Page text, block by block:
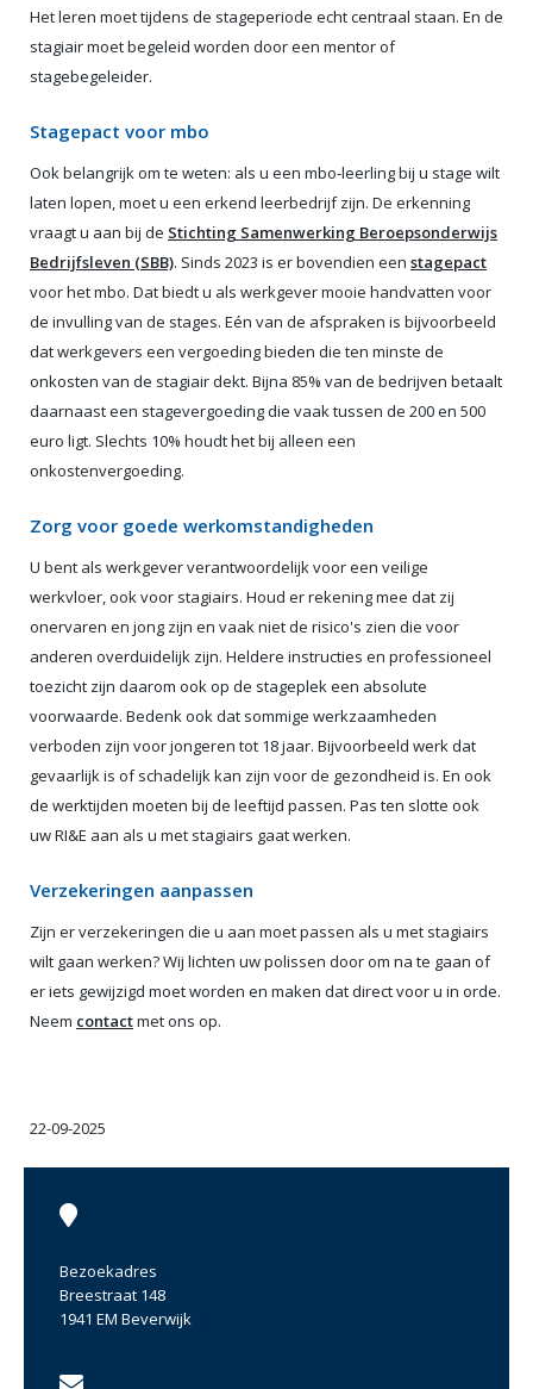
Het leren moet tijdens de stageperiode echt centraal staan. En de
stagiair moet begeleid worden door een mentor of
stagebegeleider.
Stagepact voor mbo
Ook belangrijk om te weten: als u een mbo-leerling bij u stage wilt
laten lopen, moet u een erkend leerbedrijf zijn. De erkenning
vraagt u aan bij de Stichting Samenwerking Beroepsonderwijs
Bedrijfsleven (SBB). Sinds 2023 is er bovendien een stagepact
voor het mbo. Dat biedt u als werkgever mooie handvatten voor
de invulling van de stages. Eén van de afspraken is bijvoorbeeld
dat werkgevers een vergoeding bieden die ten minste de
onkosten van de stagiair dekt. Bijna 85% van de bedrijven betaalt
daarnaast een stagevergoeding die vaak tussen de 200 en 500
euro ligt. Slechts 10% houdt het bij alleen een
onkostenvergoeding.
Zorg voor goede werkomstandigheden
U bent als werkgever verantwoordelijk voor een veilige
werkvloer, ook voor stagiairs. Houd er rekening mee dat zij
onervaren en jong zijn en vaak niet de risico's zien die voor
anderen overduidelijk zijn. Heldere instructies en professioneel
toezicht zijn daarom ook op de stageplek een absolute
voorwaarde. Bedenk ook dat sommige werkzaamheden
verboden zijn voor jongeren tot 18 jaar. Bijvoorbeeld werk dat
gevaarlijk is of schadelijk kan zijn voor de gezondheid is. En ook
de werktijden moeten bij de leeftijd passen. Pas ten slotte ook
uw RI&E aan als u met stagiairs gaat werken.
Verzekeringen aanpassen
Zijn er verzekeringen die u aan moet passen als u met stagiairs
wilt gaan werken? Wij lichten uw polissen door om na te gaan of
er iets gewijzigd moet worden en maken dat direct voor u in orde.
Neem contactmet ons op.
22-09-2025
Bezoekadres
Breestraat 148
1941 EM Beverwijk